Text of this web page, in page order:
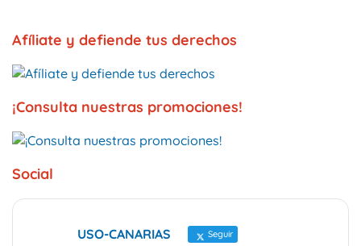
Afíliate y defiende tus derechos
¡Consulta nuestras promociones!
Social
USO-CANARIAS Seguir